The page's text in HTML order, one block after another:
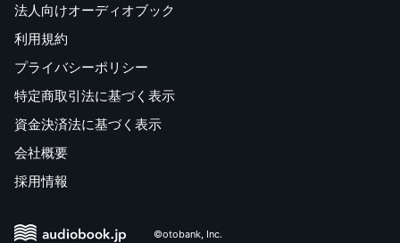
法人向けオーディオブック
利用規約
プライバシーポリシー
特定商取引法に基づく表示
資金決済法に基づく表示
会社概要
採用情報
©otobank, Inc.